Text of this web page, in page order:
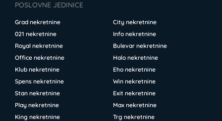
POSLOVNE JEDINICE
Grad nekretnine
City nekretnine
021 nekretnine
Info nekretnine
Royal nekretnine
Bulevar nekretnine
Office nekretnine
Halo nekretnine
Klub nekretnine
Eho nekretnine
Spens nekretnine
Win nekretnine
Stan nekretnine
Exit nekretnine
Play nekretnine
Max nekretnine
King nekretnine
Trg nekretnine